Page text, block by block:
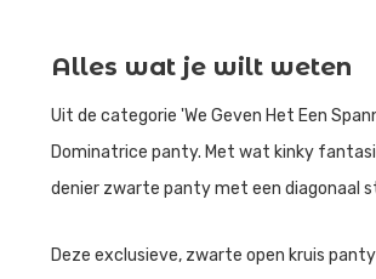
Alles wat je wilt weten
Uit de categorie 'We Geven Het Een
Dominatrice panty. Met wat kinky
denier zwarte panty met een diagonaal
Deze exclusieve, zwarte open kruis